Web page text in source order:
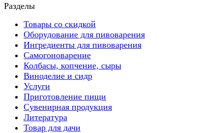
Разделы
Товары со скидкой
Оборудование для пивоварения
Ингредиенты для пивоварения
Самогоноварение
Колбасы, копчение, сыры
Виноделие и сидр
Услуги
Приготовление пищи
Сувенирная продукция
Литература
Товар для дачи